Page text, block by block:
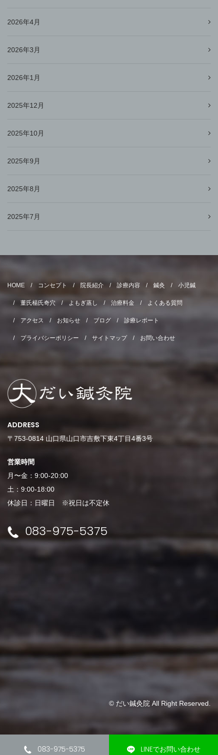
083-975-5375 LINEでお問い合わせ
2026年4月
2026年3月
2026年1月
2025年12月
2025年10月
2025年9月
2025年8月
2025年7月
HOME コンセプト 院長紹介 診療内容 鍼灸 小児鍼
董氏楊氏奇穴 よもぎ蒸し 治療料金 よくある質問
アクセス お知らせ ブログ 診療レポート
プライバシーポリシー サイトマップ お問い合わせ
ADDRESS
〒753-0814 山口県山口市吉敷下東4丁目4番3号
営業時間
月〜金：9:00-20:00
土：9:00-18:00
休診日：日曜日 ※祝日は不定休
083-975-5375
© だい鍼灸院 All Right Reserved.